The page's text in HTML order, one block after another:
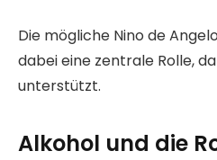
Die mögliche Nino de
dabei eine zentrale Rolle,
unterstützt.
Alkohol und die